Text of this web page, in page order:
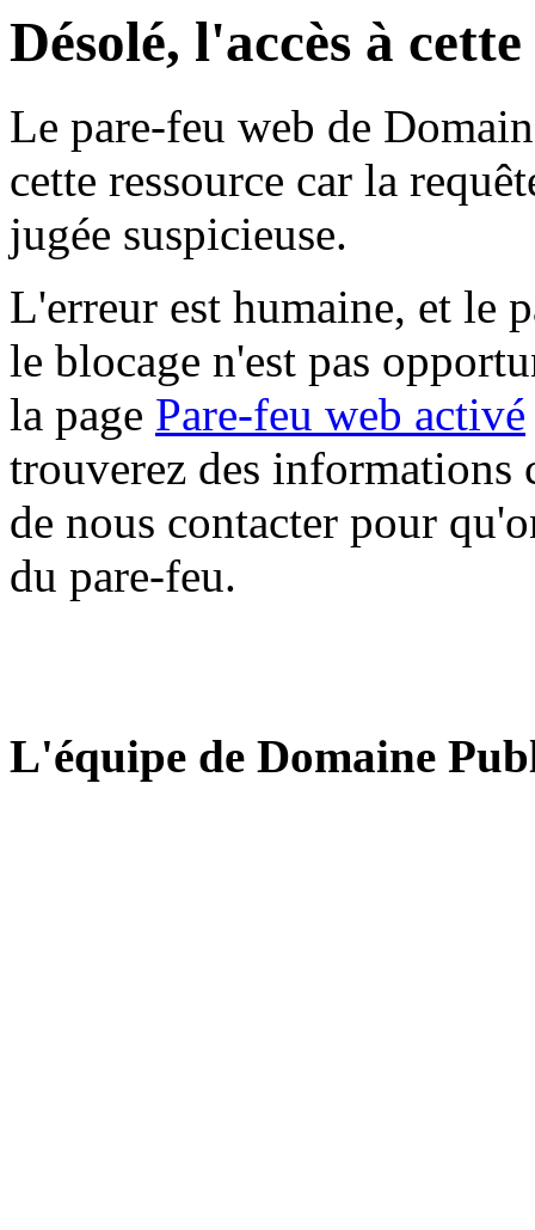
Désolé, l'accès à
Le pare-feu web de
cette ressource car la
jugée suspicieuse.
L'erreur est humaine, et le
le blocage n'est pas
la page Pare-feu web activé
trouverez des informations
de nous contacter pour
du pare-feu.
L'équipe de Domaine